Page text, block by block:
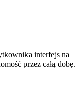
interfejs na
przez całą dobę.